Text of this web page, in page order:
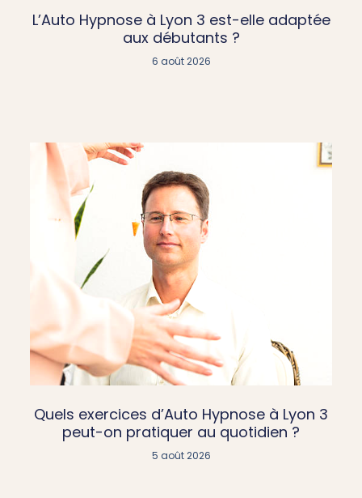
L’Auto Hypnose à Lyon 3 est-elle adaptée
aux débutants ?
6 août 2026
Quels exercices d’Auto Hypnose à Lyon 3
peut-on pratiquer au quotidien ?
5 août 2026